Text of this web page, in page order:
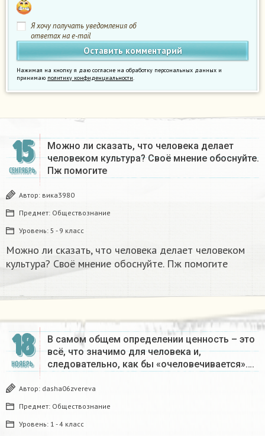
Я хочу получать уведомления об
ответах на e-mail
Нажимая на кнопку я даю согласие на обработку персональных данных и
принимаю политику конфиденциальности.
15
СЕНТЯБРЬ
Можно ли сказать, что человека делает
человеком культура? Своё мнение обоснуйте.
Пж помогите
Автор: вика3980
Предмет: Обществознание
Уровень: 5 - 9 класс
Можно ли сказать, что человека делает человеком
культура? Своё мнение обоснуйте. Пж помогите
18
НОЯБРЬ
В самом общем определении ценность – это
всё, что значимо для человека и,
следовательно, как бы «очеловечивается»….
Автор: dasha06zvereva
Предмет: Обществознание
Уровень: 1 - 4 класс